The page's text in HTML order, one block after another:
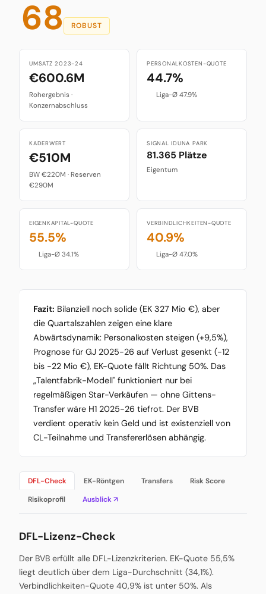
68 ROBUST
UMSATZ 2023-24
€600.6M
Rohergebnis ·
Konzernabschluss
PERSONALKOSTEN-QUOTE
44.7%
Liga-Ø 47.9%
KADERWERT
€510M
BW €220M · Reserven
€290M
SIGNAL IDUNA PARK
81.365 Plätze
Eigentum
EIGENKAPITAL-QUOTE
55.5%
Liga-Ø 34.1%
VERBINDLICHKEITEN-QUOTE
40.9%
Liga-Ø 47.0%
Fazit: Bilanziell noch solide (EK 327 Mio €), aber
die Quartalszahlen zeigen eine klare
Abwärtsdynamik: Personalkosten steigen (+9,5%),
Prognose für GJ 2025-26 auf Verlust gesenkt (-12
bis -22 Mio €), EK-Quote fällt Richtung 50%. Das
„Talentfabrik-Modell" funktioniert nur bei
regelmäßigen Star-Verkäufen — ohne Gittens-
Transfer wäre H1 2025-26 tiefrot. Der BVB
verdient operativ kein Geld und ist existenziell von
CL-Teilnahme und Transfererlösen abhängig.
DFL-Check EK-Röntgen Transfers
Risk Score
Risikoprofil
Ausblick ↗
DFL-Lizenz-Check
Der BVB erfüllt alle DFL-Lizenzkriterien. EK-Quote 55,5%
liegt deutlich über dem Liga-Durchschnitt (34,1%).
Verbindlichkeiten-Quote 40,9% ist unter 50%. Als